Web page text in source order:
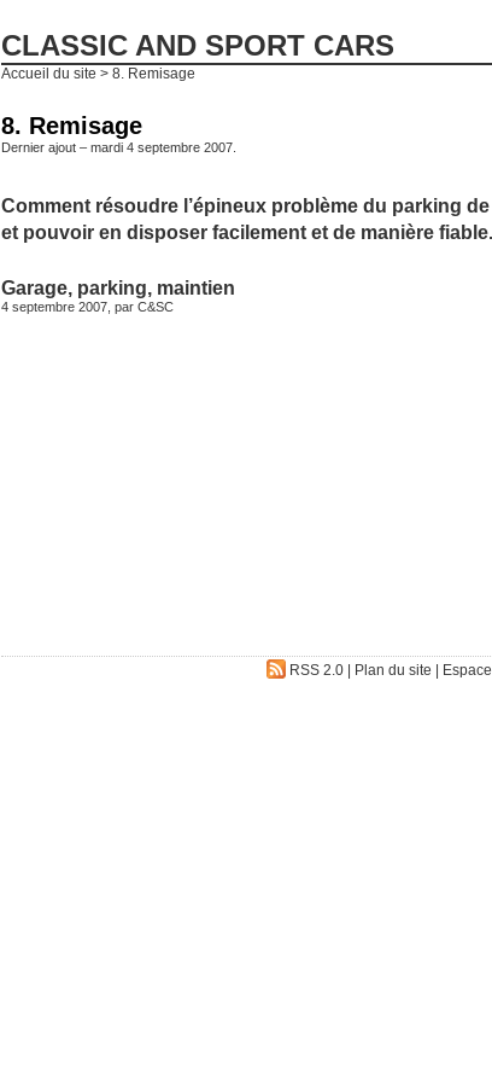
CLASSIC AND SPORT CARS
Accueil du site > 8. Remisage
8. Remisage
Dernier ajout – mardi 4 septembre 2007.
Comment résoudre l’épineux problème du parking
et pouvoir en disposer facilement et de manière fiable.
Garage, parking, maintien
4 septembre 2007, par C&SC
RSS 2.0| Plan du site |